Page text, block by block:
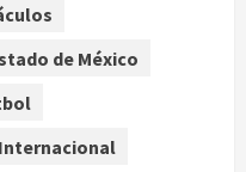
mexicanos con
en EU
de México
Internacional